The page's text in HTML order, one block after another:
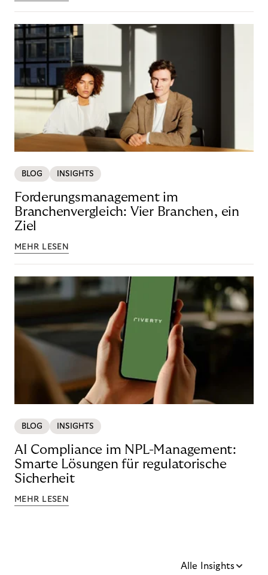
BLOG INSIGHTS
Forderungsmanagement im
Branchenvergleich: Vier Branchen, ein
Ziel
MEHR LESEN
BLOG INSIGHTS
AI Compliance im NPL-Management:
Smarte Lösungen für regulatorische
Sicherheit
MEHR LESEN
Alle Insights